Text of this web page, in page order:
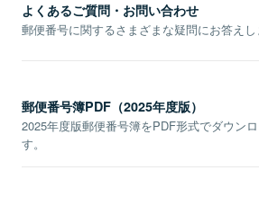
よくあるご質問・お問い合わせ
郵便番号に関するさまざまな疑問にお答えし
郵便番号簿PDF（2025年度版）
2025年度版郵便番号簿をPDF形式でダウン
す。